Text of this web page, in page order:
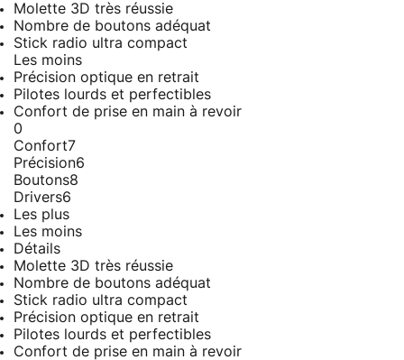
Molette 3D très réussie
Nombre de boutons adéquat
Stick radio ultra compact
Les moins
Précision optique en retrait
Pilotes lourds et perfectibles
Confort de prise en main à revoir
0
Confort7
Précision6
Boutons8
Drivers6
Les plus
Les moins
Détails
Molette 3D très réussie
Nombre de boutons adéquat
Stick radio ultra compact
Précision optique en retrait
Pilotes lourds et perfectibles
Confort de prise en main à revoir